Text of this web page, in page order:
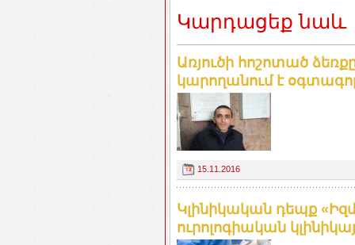
Կարդացեք նաև
Առյուծի հոշոտած
կարողանում է
15.11.2016
Կլինիկական դեպք
ուրոլոգիական